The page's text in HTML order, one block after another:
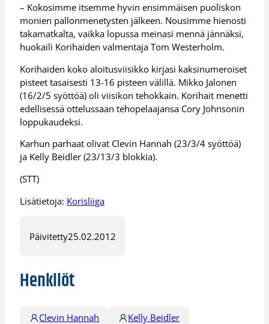
– Kokosimme itsemme hyvin ensimmäisen puoliskon
monien pallonmenetysten jälkeen. Nousimme hienosti
takamatkalta, vaikka lopussa meinasi mennä jännäksi,
huokaili Korihaiden valmentaja Tom Westerholm.
Korihaiden koko aloitusviisikko kirjasi kaksinumeroiset
pisteet tasaisesti 13-16 pisteen välillä. Mikko Jalonen
(16/2/5 syöttöä) oli viisikon tehokkain. Korihait menetti
edellisessä ottelussaan tehopelaajansa Cory Johnsonin
loppukaudeksi.
Karhun parhaat olivat Clevin Hannah (23/3/4 syöttöä)
ja Kelly Beidler (23/13/3 blokkia).
(STT)
Lisätietoja: Korisliiga
Päivitetty25.02.2012
Henkilöt
Clevin Hannah
Kelly Beidler